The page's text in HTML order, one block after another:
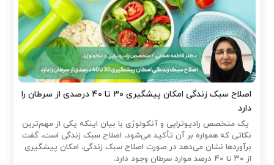
اصلاح سبک زندگی امکان پیشگیری ۳۰ تا ۴۰ درصدی از سرطان را
دارد
یک متخصص رادیوتراپی و آنکولوژی با بیان اینکه یکی از مهم‌ترین
نکاتی که همواره بر آن تأکید می‌شود، اصلاح سبک زندگی است، گفت:
برآوردها نشان می‌دهد در صورت اصلاح سبک زندگی، امکان پیشگیری
از ۳۰ تا ۴۰ درصد موارد سرطان وجود دارد.